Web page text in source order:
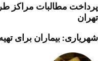
پرداخت مطالبات مراکز
تهران
شهریاری: بیماران برای